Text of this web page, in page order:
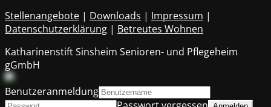
Stellenangebote | Downloads | Impressum |
Datenschutzerklärung | Betreutes Wohnen
Katharinenstift Sinsheim Senioren- und Pflegeheim
gGmbH
Benutzeranmeldung